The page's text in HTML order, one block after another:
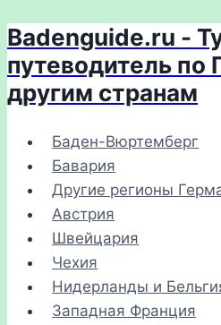
Перейти
к
содержимому
Badenguide.ru -
путеводитель по
другим странам
Баден-Вюртемберг
Бавария
Другие регионы
Австрия
Швейцария
Чехия
Нидерланды и
Западная Франция